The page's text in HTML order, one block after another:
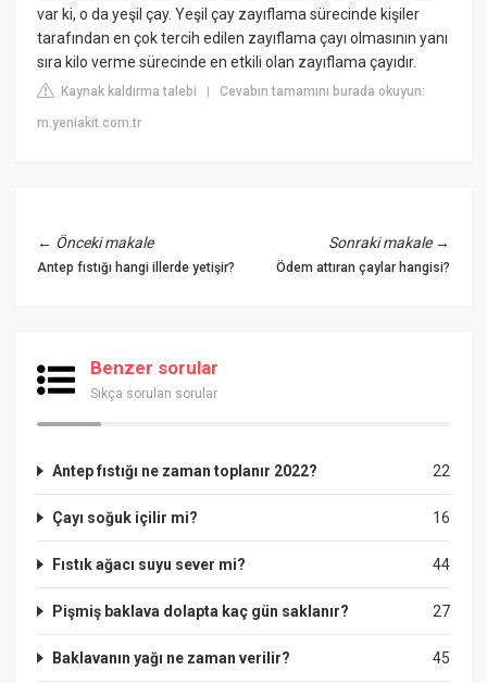
var ki, o da yeşil çay. Yeşil çay zayıflama sürecinde kişiler
tarafından en çok tercih edilen zayıflama çayı olmasının yanı
sıra kilo verme sürecinde en etkili olan zayıflama çayıdır.
Kaynak kaldırma talebi |Cevabın tamamını burada okuyun:
m.yeniakit.com.tr
← Önceki makale
Antep fıstığı hangi illerde yetişir?
Sonraki makale→
Ödem attıran çaylar hangisi?
Benzer sorular
Sıkça sorulan sorular
22
Antep fıstığı ne zaman toplanır 2022?
16
Çayı soğuk içilir mi?
44
Fıstık ağacı suyu sever mi?
27
Pişmiş baklava dolapta kaç gün saklanır?
45
Baklavanın yağı ne zaman verilir?